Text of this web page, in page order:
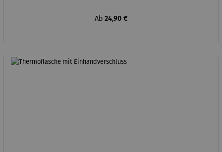
Regulärer Preis:
Ab 24,90 €